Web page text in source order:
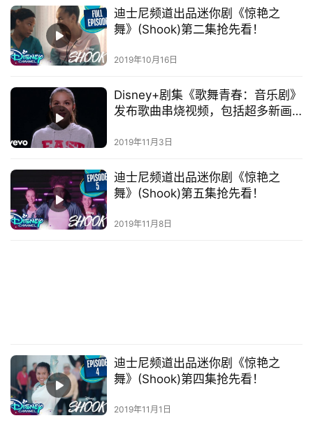
迪士尼频道出品迷你剧《惊艳之
舞》(Shook)第二集抢先看！
2019年10月16日
Disney+剧集《歌舞青春：音乐剧》
发布歌曲串烧视频，包括超多新画
2019年11月3日
迪士尼频道出品迷你剧《惊艳之
舞》(Shook)第五集抢先看！
2019年11月8日
迪士尼频道出品迷你剧《惊艳之
舞》(Shook)第四集抢先看！
2019年11月1日